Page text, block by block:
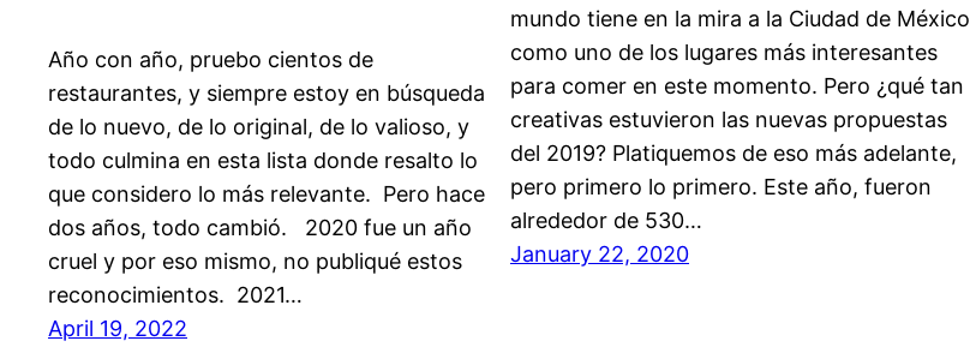
Año con año, pruebo cientos de
restaurantes, y siempre estoy en búsqueda
de lo nuevo, de lo original, de lo valioso, y
todo culmina en esta lista donde resalto lo
que considero lo más relevante. Pero hace
dos años, todo cambió. 2020 fue un año
cruel y por eso mismo, no publiqué estos
reconocimientos. 2021…
April 19, 2022
mundo tiene en la mira a la Ciudad de México
como uno de los lugares más interesantes
para comer en este momento. Pero ¿qué tan
creativas estuvieron las nuevas propuestas
del 2019? Platiquemos de eso más adelante,
pero primero lo primero. Este año, fueron
alrededor de 530…
January 22, 2020